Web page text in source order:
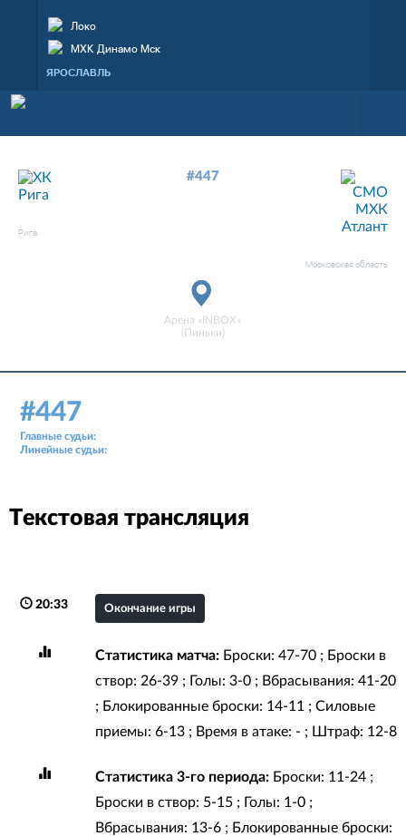
Локо
МХК Динамо Мск
ЯРОСЛАВЛЬ
Рига
#447
Арена «INBOX»
(Пиньки)
Московская область
#447
Главные судьи:
Линейные судьи:
Текстовая трансляция
20:33 Окончание игры
Статистика матча:Броски: 47-70 ; Броски в
створ: 26-39 ; Голы: 3-0 ; Вбрасывания: 41-20
; Блокированные броски: 14-11 ; Силовые
приемы: 6-13 ; Время в атаке: - ; Штраф: 12-8
Статистика 3-го периода:Броски: 11-24 ;
Броски в створ: 5-15 ; Голы: 1-0 ;
Вбрасывания: 13-6 ; Блокированные броски: